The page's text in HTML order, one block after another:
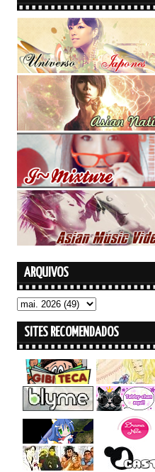
ARQUIVOS
SITES RECOMENDADOS